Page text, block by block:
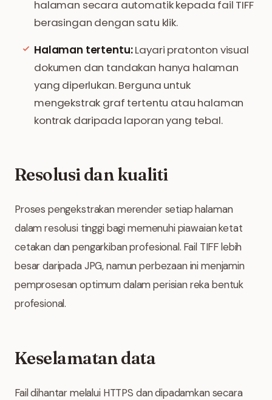
halaman secara automatik kepada fail TIFF
berasingan dengan satu klik.
Halaman tertentu:Layari pratonton visual
dokumen dan tandakan hanya halaman
yang diperlukan. Berguna untuk
mengekstrak graf tertentu atau halaman
kontrak daripada laporan yang tebal.
Resolusi dan kualiti
Proses pengekstrakan merender setiap halaman
dalam resolusi tinggi bagi memenuhi piawaian ketat
cetakan dan pengarkiban profesional. Fail TIFF lebih
besar daripada JPG, namun perbezaan ini menjamin
pemprosesan optimum dalam perisian reka bentuk
profesional.
Keselamatan data
Fail dihantar melalui HTTPS dan dipadamkan secara